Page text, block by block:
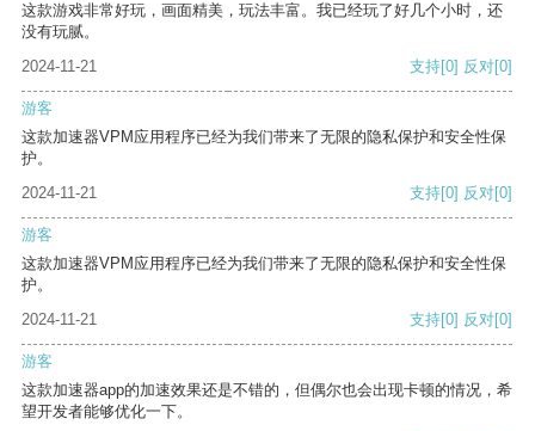
这款游戏非常好玩，画面精美，玩法丰富。我已经玩了好几个小时，还
没有玩腻。
2024-11-21
支持[0] 反对[0]
游客
这款加速器VPM应用程序已经为我们带来了无限的隐私保护和安全性保
护。
2024-11-21
支持[0] 反对[0]
游客
这款加速器VPM应用程序已经为我们带来了无限的隐私保护和安全性保
护。
2024-11-21
支持[0] 反对[0]
游客
这款加速器app的加速效果还是不错的，但偶尔也会出现卡顿的情况，希
望开发者能够优化一下。